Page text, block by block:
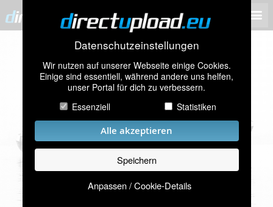
Datenschutzeinstellungen
Wir nutzen auf unserer Webseite einige Cookies.
Einige sind essentiell, während andere uns helfen,
unser Portal für dich zu verbessern.
Essenziell
Statistiken
Alle akzeptieren
Speichern
Anpassen / Cookie-Details